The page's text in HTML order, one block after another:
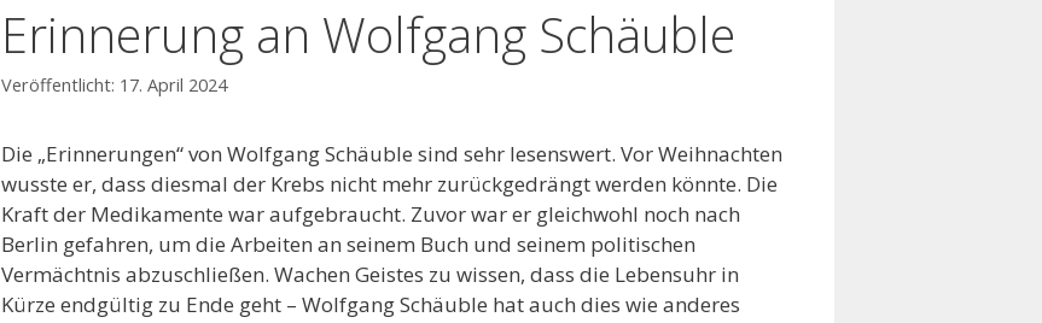
Erinnerung an Wolfgang Schäuble
17. April 2024
Die „Erinnerungen“ von Wolfgang Schäuble sind sehr lesenswert. Vor Weihnachten
wusste er, dass diesmal der Krebs nicht mehr zurückgedrängt werden könnte. Die
Kraft der Medikamente war aufgebraucht. Zuvor war er gleichwohl noch nach
Berlin gefahren, um die Arbeiten an seinem Buch und seinem politischen
Vermächtnis abzuschließen. Wachen Geistes zu wissen, dass die Lebensuhr in
Kürze endgültig zu Ende geht – Wolfgang Schäuble hat auch dies wie anderes